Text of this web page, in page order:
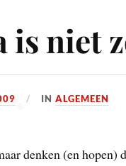
is niet
INALGEMEEN
denken (en